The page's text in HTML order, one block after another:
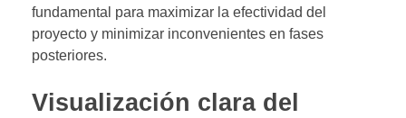
fundamental para maximizar la efectividad del
proyecto y minimizar inconvenientes en fases
posteriores.
Visualización clara del